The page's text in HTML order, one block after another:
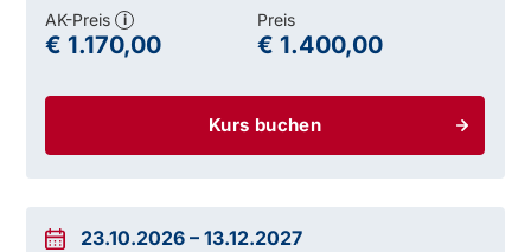
Kurs buchen
AK-Preis i
€ 1.170,00
Preis
€ 1.400,00
23.10.2026 –13.12.2027